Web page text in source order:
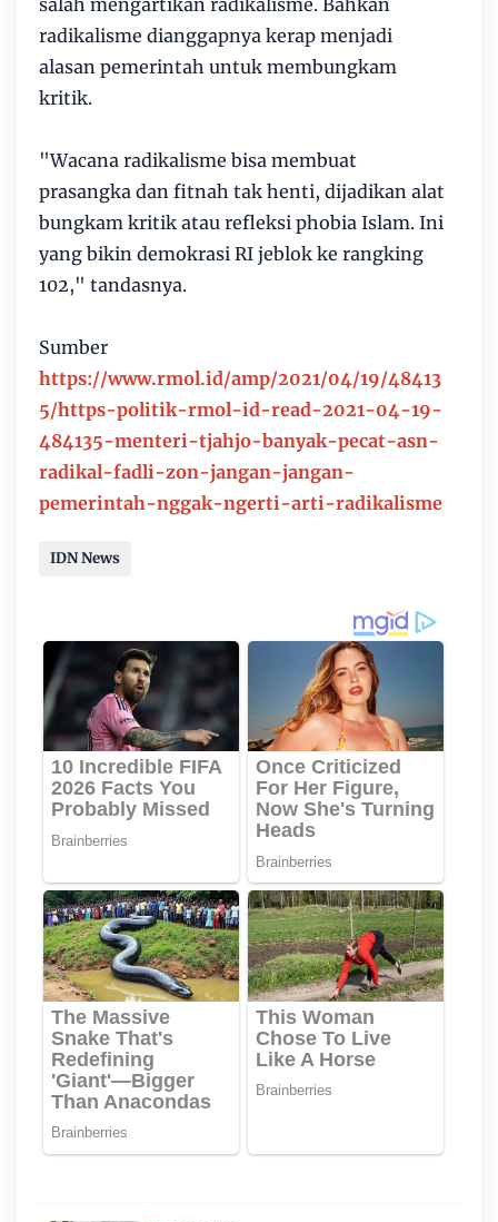
salah mengartikan radikalisme. Bahkan
radikalisme dianggapnya kerap menjadi
alasan pemerintah untuk membungkam
kritik.
"Wacana radikalisme bisa membuat
prasangka dan fitnah tak henti, dijadikan alat
bungkam kritik atau refleksi phobia Islam. Ini
yang bikin demokrasi RI jeblok ke rangking
102," tandasnya.
Sumber
https://www.rmol.id/amp/2021/04/19/48413
5/https-politik-rmol-id-read-2021-04-19-
484135-menteri-tjahjo-banyak-pecat-asn-
radikal-fadli-zon-jangan-jangan-
pemerintah-nggak-ngerti-arti-radikalisme
IDN News